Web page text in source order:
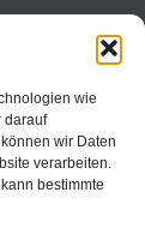
wie
darauf
wir Daten
verarbeiten.
bestimmte